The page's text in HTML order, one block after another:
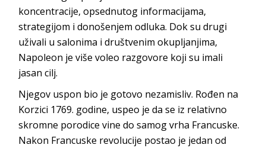
koncentracije, opsednutog informacijama,
strategijom i donošenjem odluka. Dok su drugi
uživali u salonima i društvenim okupljanjima,
Napoleon je više voleo razgovore koji su imali
jasan cilj.
Njegov uspon bio je gotovo nezamisliv. Rođen na
Korzici 1769. godine, uspeo je da se iz relativno
skromne porodice vine do samog vrha Francuske.
Nakon Francuske revolucije postao je jedan od